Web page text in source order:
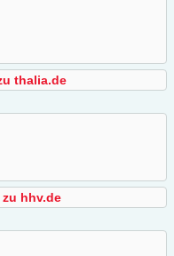
thalia.de
hhv.de